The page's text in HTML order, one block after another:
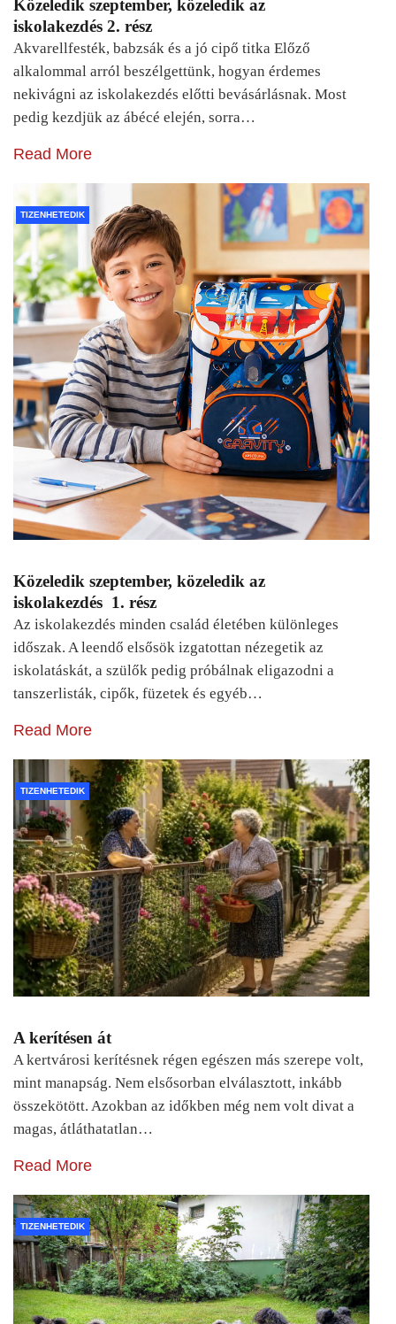
Közeledik szeptember, közeledik az
iskolakezdés 2. rész
Akvarellfesték, babzsák és a jó cipő titka Előző
alkalommal arról beszélgettünk, hogyan érdemes
nekivágni az iskolakezdés előtti bevásárlásnak. Most
pedig kezdjük az ábécé elején, sorra…
Read More
TIZENHETEDIK
Közeledik szeptember, közeledik az
iskolakezdés 1. rész
Az iskolakezdés minden család életében különleges
időszak. A leendő elsősök izgatottan nézegetik az
iskolatáskát, a szülők pedig próbálnak eligazodni a
tanszerlisták, cipők, füzetek és egyéb…
Read More
TIZENHETEDIK
A kerítésen át
A kertvárosi kerítésnek régen egészen más szerepe volt,
mint manapság. Nem elsősorban elválasztott, inkább
összekötött. Azokban az időkben még nem volt divat a
magas, átláthatatlan…
Read More
TIZENHETEDIK